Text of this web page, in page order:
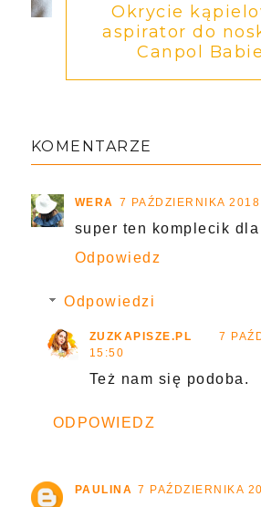
Okrycie
aspirator do
Canpol
KOMENTARZE
WERA 7 PAŹDZIERNIKA
super ten komplecik
Odpowiedz
Odpowiedzi
ZUZKAPISZE.PL
7
15:50
Też nam się podoba.
ODPOWIEDZ
PAULINA 7 PAŹDZIERNIKA